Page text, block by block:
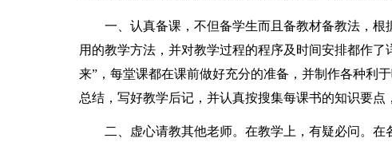
一、认真备课，不但备学生而且备教材备教法，
用的教学方法，并对教学过程的程序及时间安排都作
来”，每堂课都在课前做好充分的准备，并制作各种利
总结，写好教学后记，并认真按搜集每课书的知识要点
二、虚心请教其他老师。在教学上，有疑必问。